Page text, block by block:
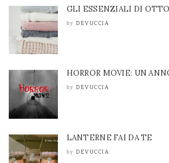
GLI ESSENZIALI DI
by DEVUCCIA
HORROR MOVIE: UN
by DEVUCCIA
LANTERNE FAI DA TE
by DEVUCCIA